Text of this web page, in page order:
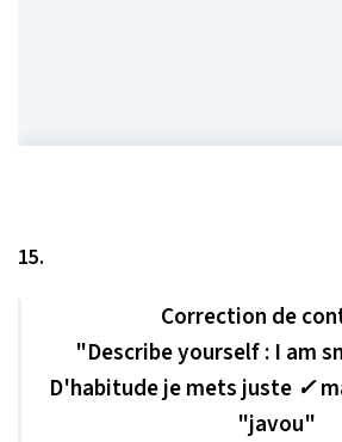
15.
Correction de
"Describe yourself : I am
D'habitude je mets juste ✓
"javou"